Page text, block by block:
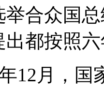
举合众国
出都按照
12月，国